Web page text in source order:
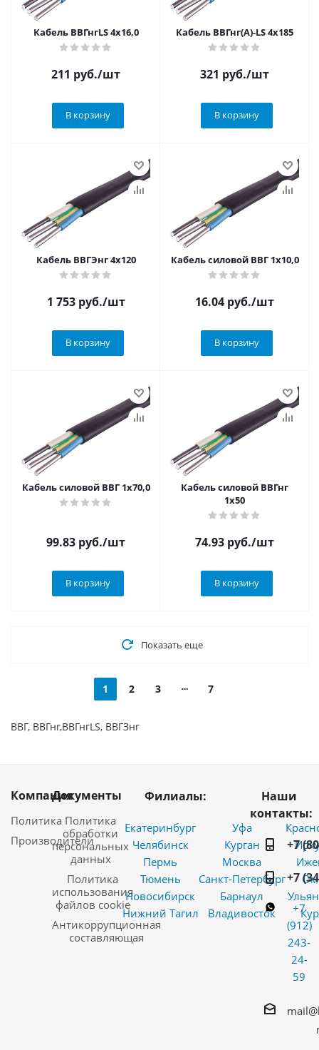
Кабель ВВГнгLS 4х16,0
211 руб./шт
В корзину
Кабель ВВГнг(А)-LS 4х185
321 руб./шт
В корзину
Кабель ВВГЭнг 4х120
1 753руб./шт
В корзину
Кабель силовой ВВГ 1х10,0
16.04 руб./шт
В корзину
Кабель силовой ВВГ 1х70,0
99.83 руб./шт
В корзину
Кабель силовой ВВГнг
1х50
74.93 руб./шт
В корзину
Показать еще
1 2 3 7
ВВГ, ВВГнг,ВВГнгLS, ВВГЗнг
Компания
Политика
Производители
Документы
Политика
обработки
персональных
данных
Политика
использования
файлов cookie
Антикоррупционная
составляющая
Филиалы:
Екатеринбург
Челябинск
Пермь
Тюмень
Новосибирск
Нижний Тагил
Уфа
Курган
Москва
Санкт-Петербург
Барнаул
Владивосток
Наши
контакты:
+7
+7
+7
(912)
243-
24-
59